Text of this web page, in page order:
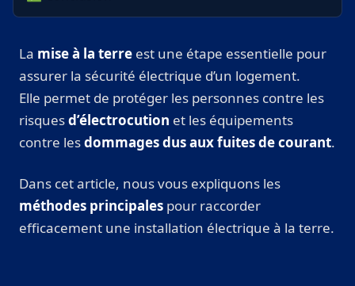
La mise à la terre est une étape essentielle pour
assurer la sécurité électrique d’un logement.
Elle permet de protéger les personnes contre les
risquesd’électrocution et les équipements
contre lesdommages dus aux fuites de courant.
Dans cet article, nous vous expliquons les
méthodes principales pour raccorder
efficacement une installation électrique à la terre.